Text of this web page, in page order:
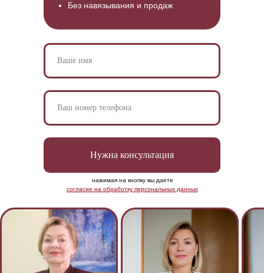
Нужна консультация
нажимая на кнопку вы даете
согласие на обработку персональных данных
Без навязывания и продаж